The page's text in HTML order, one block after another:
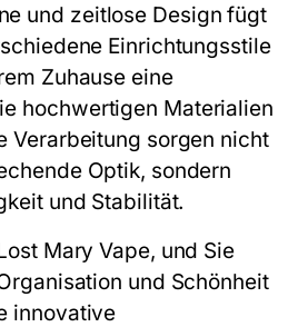
und zeitlose Design fügt
Einrichtungsstile
Zuhause eine
hochwertigen Materialien
Verarbeitung sorgen nicht
Optik, sondern
und Stabilität.
Mary Vape, und Sie
und Schönheit
innovative